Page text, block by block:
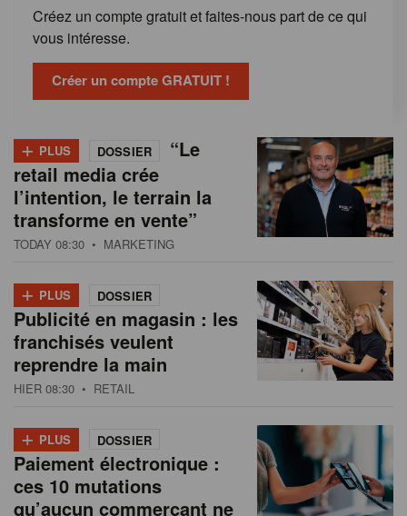
Créez un compte gratuit et faites-nous part de ce qui
vous intéresse.
Créer un compte GRATUIT !
+ PLUS DOSSIER
“Le
retail media crée
l’intention, le terrain la
transforme en vente”
TODAY 08:30 • MARKETING
+ PLUS DOSSIER
Publicité en magasin : les
franchisés veulent
reprendre la main
HIER 08:30 • RETAIL
+ PLUS DOSSIER
Paiement électronique :
ces 10 mutations
qu’aucun commerçant ne